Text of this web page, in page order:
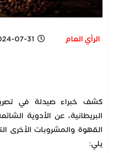
الرأي العام 07-31 1:18 PM
كشف خبراء صيدلة في
البريطانية، عن الأدوية
القهوة والمشروبات الأخرى
يلي: